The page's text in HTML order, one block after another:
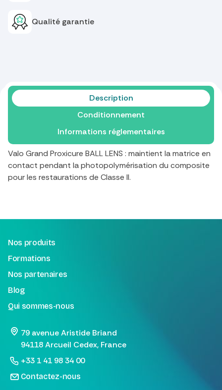
Qualité garantie
Description
Conditionnement
Informations réglementaires
Valo Grand Proxicure BALL LENS : maintient la matrice en
contact pendant la photopolymérisation du composite
pour les restaurations de Classe II.
Nos produits
Formations
Nos partenaires
Blog
Qui sommes-nous
79 avenue Aristide Briand
94118 Arcueil Cedex, France
+33 1 41 98 34 00
Contactez-nous